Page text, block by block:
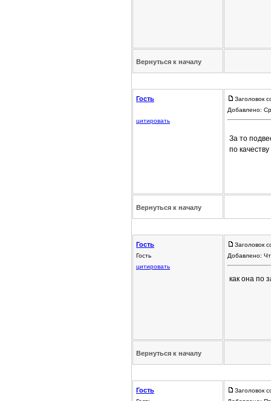
Вернуться к началу
Гость
цитировать
Заголовок
Добавлено:
За то
по
Вернуться к началу
Гость
Гость
цитировать
Заголовок
Добавлено:
как она по
Вернуться к началу
Гость
Заголовок